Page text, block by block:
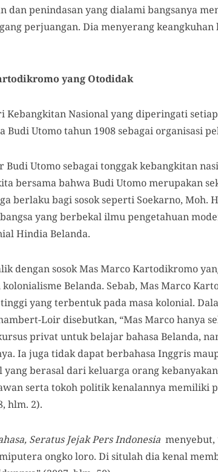
dan penindasan yang dialami bangsanya
perjuangan. Dia menyerang
yang Otodidak
Kebangkitan Nasional yang diperingati
Utomo tahun 1908 sebagai organisasi
Utomo sebagai tonggak kebangkitan
bersama bahwa Budi Utomo merupakan
berlaku bagi sosok seperti Soekarno, Moh.
yang berbekal ilmu pengetahuan
Hindia Belanda.
dengan sosok Mas Marco Kartodikromo
Belanda. Sebab, Mas Marco
yang terbentuk pada masa kolonial.
Loir disebutkan, “Mas Marco hanya
privat untuk belajar bahasa Belanda,
Ia juga tidak dapat berbahasa Inggris
berasal dari keluarga orang
serta tokoh politik kenalannya memiliki
hlm. 2).
Seratus Jejak Pers Indonesia menyebut,
ongko loro. Di situlah dia kenal